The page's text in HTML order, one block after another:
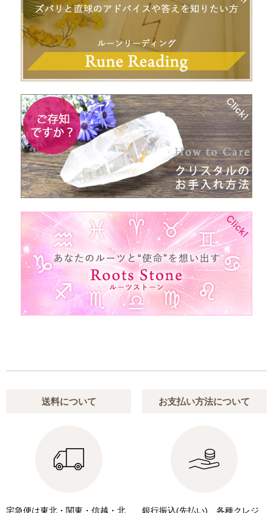
送料について
宅急便は東北・関東・信越・北
お支払い方法について
銀行振込(先払い)、各種クレジ